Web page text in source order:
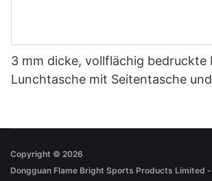
3 mm dicke, vollflächig bedruckte
Lunchtasche mit Seitentasche
Copyright © 2026